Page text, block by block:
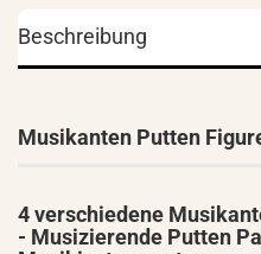
Beschreibung
Musikanten Putten
4 verschiedene
- Musizierende Putten